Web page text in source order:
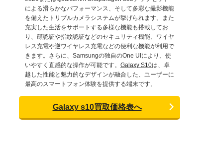
による滑らかなパフォーマンス、そして多彩な撮影機能
を備えたトリプルカメラシステムが挙げられます。また
充実した生活をサポートする多様な機能も搭載してお
り、顔認証や指紋認証などのセキュリティ機能、ワイヤ
レス充電や逆ワイヤレス充電などの便利な機能が利用で
きます。さらに、Samsungの独自のOne UIにより、使
いやすく直感的な操作が可能です。 Galaxy S10は、卓
越した性能と魅力的なデザインが融合した、ユーザーに
最高のスマートフォン体験を提供する端末です。
Galaxy s10買取価格表へ